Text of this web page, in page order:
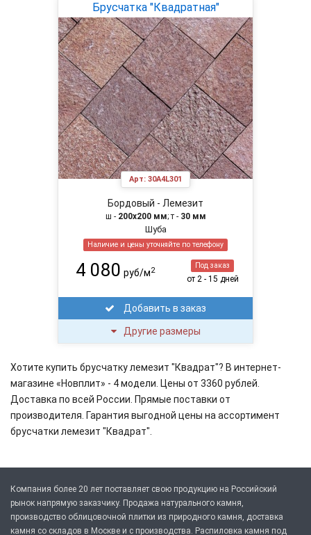
Арт: 30A4L301
Брусчатка "Квадратная"
Бордовый - Лемезит
ш - 200х200 мм; т - 30 мм
Шуба
Наличие и цены уточняйте по телефону
4 080 руб/м2
Под заказ
от 2 - 15 дней
Добавить в заказ
Другие размеры
Хотите купить брусчатку лемезит "Квадрат"? В интернет-
магазине «Новплит» - 4 модели. Цены от 3360 рублей.
Доставка по всей России. Прямые поставки от
производителя. Гарантия выгодной цены на ассортимент
брусчатки лемезит "Квадрат".
Компания более 20 лет поставляет свою продукцию на Российский
рынок напрямую заказчику. Продажа натурального камня,
производство облицовочной плитки из природного камня, доставка
камня со складов в Москве и с производства. Распиловка камня под